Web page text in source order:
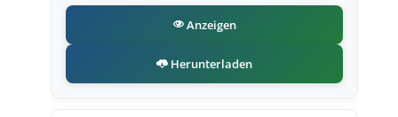
Anzeigen
Herunterladen